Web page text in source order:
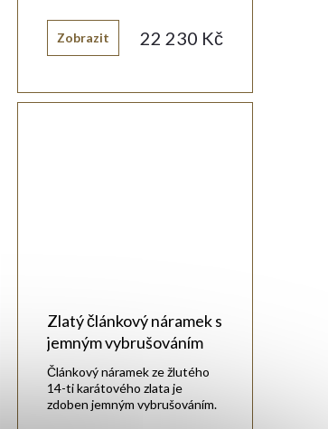
22 230 Kč
Zobrazit
Zlatý článkový náramek s
jemným vybrušováním
Článkový náramek ze žlutého
14-ti karátového zlata je
zdoben jemným vybrušováním.